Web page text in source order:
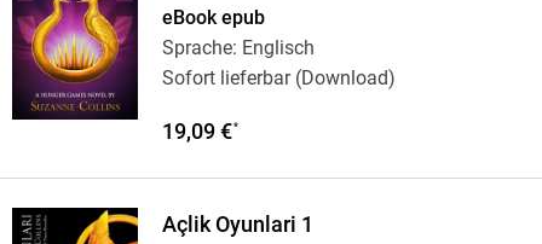
eBook epub
Sprache: Englisch
Sofort lieferbar (Download)
19,09 €*
Açlik Oyunlari 1